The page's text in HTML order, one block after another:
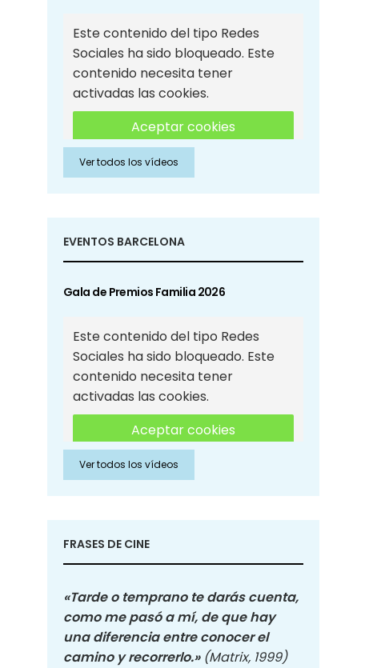
Este contenido del tipo Redes
Sociales ha sido bloqueado. Este
contenido necesita tener
activadas las cookies.
Aceptar cookies
Aceptar cookies de Redes
Sociales
Ver todos los vídeos
EVENTOS BARCELONA
Gala de Premios Familia 2026
Este contenido del tipo Redes
Sociales ha sido bloqueado. Este
contenido necesita tener
activadas las cookies.
Aceptar cookies
Aceptar cookies de Redes
Sociales
Ver todos los vídeos
FRASES DE CINE
«Tarde o temprano te darás cuenta,
como me pasó a mí, de que hay
una diferencia entre conocer el
camino y recorrerlo.» (Matrix, 1999)